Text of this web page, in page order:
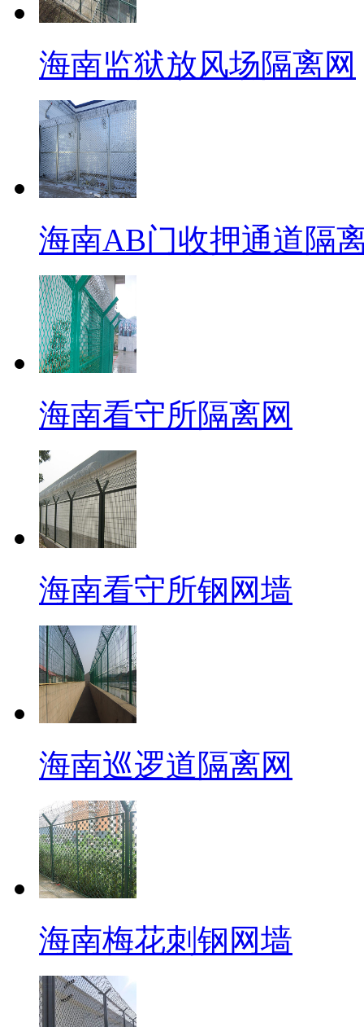
海南监狱放风场隔离网
海南AB门收押通道隔
海南看守所隔离网
海南看守所钢网墙
海南巡逻道隔离网
海南梅花刺钢网墙